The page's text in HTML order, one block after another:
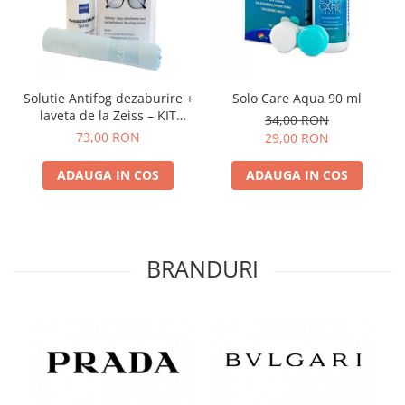
Solutie Antifog dezaburire +
laveta de la Zeiss – KIT
COMPLET
73,00 RON
ADAUGA IN COS
Solo Care Aqua 90 ml
34,00 RON
29,00 RON
ADAUGA IN COS
BRANDURI